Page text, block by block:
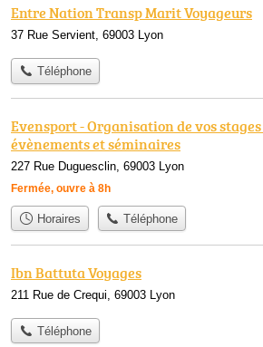
Entre Nation Transp Marit Voyageurs
37 Rue Servient, 69003 Lyon
Téléphone
Evensport - Organisation de vos
évènements et séminaires
227 Rue Duguesclin, 69003 Lyon
Fermée, ouvre à 8h
Horaires Téléphone
Ibn Battuta Voyages
211 Rue de Crequi, 69003 Lyon
Téléphone